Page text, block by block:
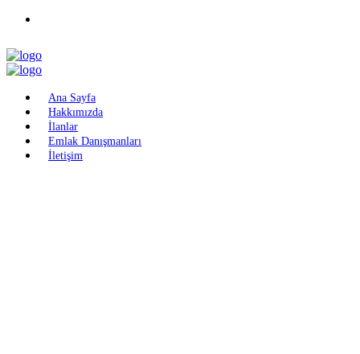
Ana Sayfa
Hakkımızda
İlanlar
Emlak Danışmanları
İletişim